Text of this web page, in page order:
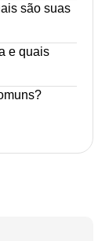
são suas
e quais